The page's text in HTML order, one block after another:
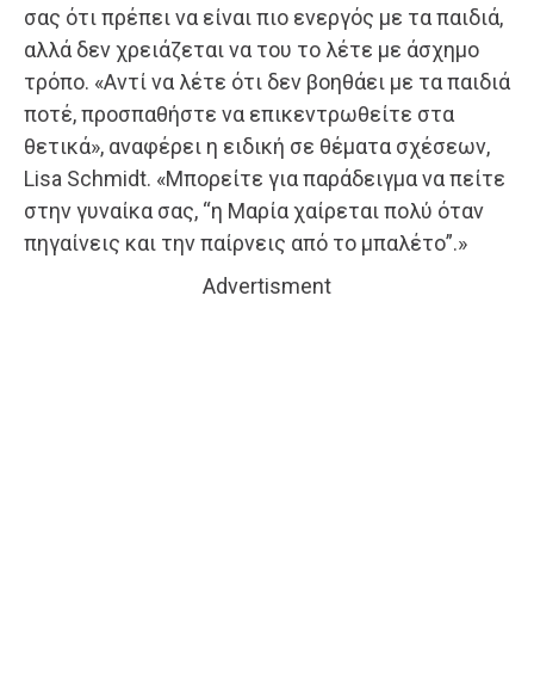
σας ότι πρέπει να είναι πιο ενεργός με τα παιδιά,
αλλά δεν χρειάζεται να του το λέτε με άσχημο
τρόπο. «Αντί να λέτε ότι δεν βοηθάει με τα παιδιά
ποτέ, προσπαθήστε να επικεντρωθείτε στα
θετικά», αναφέρει η ειδική σε θέματα σχέσεων,
Lisa Schmidt. «Μπορείτε για παράδειγμα να πείτε
στην γυναίκα σας, “η Μαρία χαίρεται πολύ όταν
πηγαίνεις και την παίρνεις από το μπαλέτο”.»
Advertisment